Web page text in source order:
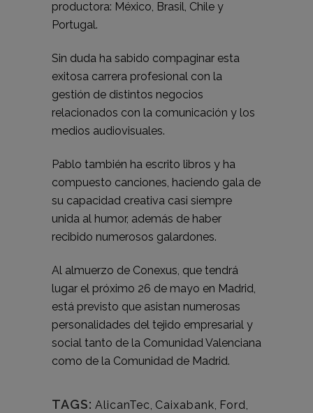
productora: México, Brasil, Chile y
Portugal.
Sin duda ha sabido compaginar esta
exitosa carrera profesional con la
gestión de distintos negocios
relacionados con la comunicación y los
medios audiovisuales.
Pablo también ha escrito libros y ha
compuesto canciones, haciendo gala de
su capacidad creativa casi siempre
unida al humor, además de haber
recibido numerosos galardones.
Al almuerzo de Conexus, que tendrá
lugar el próximo 26 de mayo en Madrid,
está previsto que asistan numerosas
personalidades del tejido empresarial y
social tanto de la Comunidad Valenciana
como de la Comunidad de Madrid.
TAGS: AlicanTec, Caixabank, Ford,